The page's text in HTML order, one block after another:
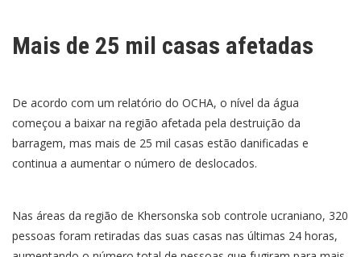
Mais de 25 mil casas afetadas
De acordo com um relatório do OCHA, o nível da água
começou a baixar na região afetada pela destruição da
barragem, mas mais de 25 mil casas estão danificadas e
continua a aumentar o número de deslocados.
Nas áreas da região de Khersonska sob controle ucraniano, 320
pessoas foram retiradas das suas casas nas últimas 24 horas,